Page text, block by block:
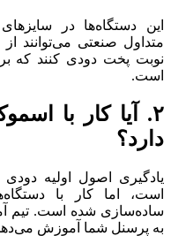
این دستگاه‌ها در
نوبت پخت دودی کنند که
است.
۲. آیا کار با
دارد؟
یادگیری اصول اولیه
ساده‌سازی شده است. تیم
به پرسنل شما آموزش